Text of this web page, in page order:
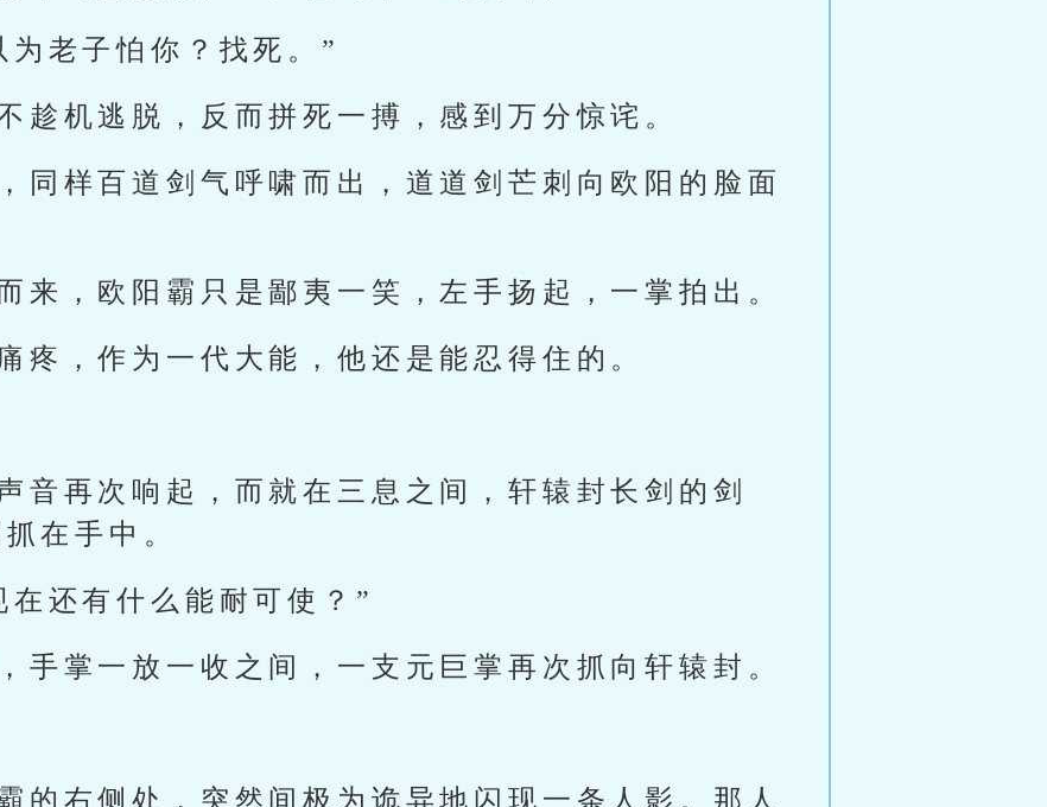
为老子怕你？找死。”
趁机逃脱，反而拼死一搏，感到万分惊诧。
同样百道剑气呼啸而出，道道剑芒刺向欧阳的脸面
来，欧阳霸只是鄙夷一笑，左手扬起，一掌拍出。
疼，作为一代大能，他还是能忍得住的。
音再次响起，而就在三息之间，轩辕封长剑的剑
在手中。
在还有什么能耐可使？”
手掌一放一收之间，一支元巨掌再次抓向轩辕封。
的右侧处，突然间极为诡异地闪现一条人影。那人